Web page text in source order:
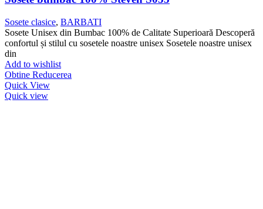
Sosete clasice, BARBATI
Sosete Unisex din Bumbac 100% de Calitate Superioară Descoperă
confortul și stilul cu sosetele noastre unisex Sosetele noastre unisex
din
Add to wishlist
Obtine Reducerea
Quick View
Quick view